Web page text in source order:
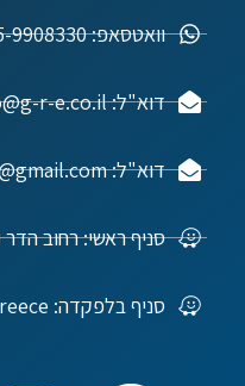
וואטסאפ: 055-9908330
דוא"ל: info@g-r-e.co.il
דוא"ל: idan.sarussi@gmail.com
סניף ראשי: רחוב הדר 40, קיסריה
סניף בלפקדה: Ioannou Mela 6 , Lefkáda, Greece